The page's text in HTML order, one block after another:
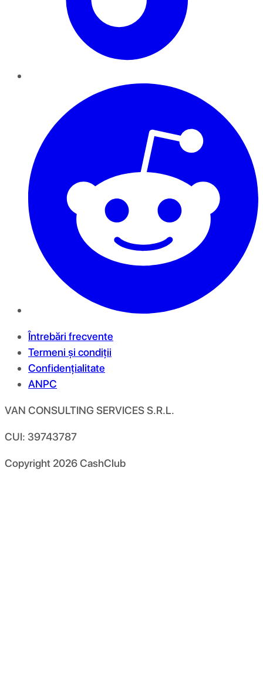
Întrebări frecvente
Termeni și condiții
Confidențialitate
ANPC
VAN CONSULTING SERVICES S.R.L.
CUI: 39743787
Copyright 2026CashClub